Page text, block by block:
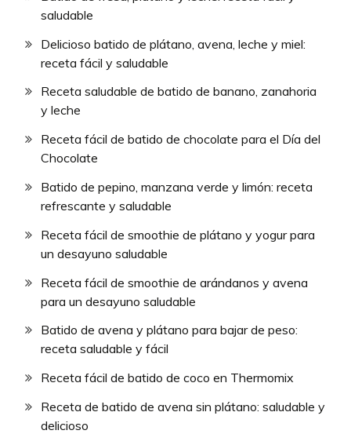
saludable
Delicioso batido de plátano, avena, leche y miel:
receta fácil y saludable
Receta saludable de batido de banano, zanahoria
y leche
Receta fácil de batido de chocolate para el Día del
Chocolate
Batido de pepino, manzana verde y limón: receta
refrescante y saludable
Receta fácil de smoothie de plátano y yogur para
un desayuno saludable
Receta fácil de smoothie de arándanos y avena
para un desayuno saludable
Batido de avena y plátano para bajar de peso:
receta saludable y fácil
Receta fácil de batido de coco en Thermomix
Receta de batido de avena sin plátano: saludable y
delicioso